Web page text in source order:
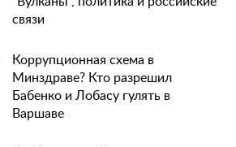
связи
Коррупционная схема в
Минздраве? Кто разрешил
Бабенко и Лобасу гулять в
Варшаве